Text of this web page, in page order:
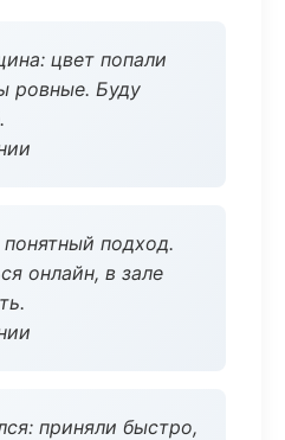
цвет попали
ровные. Буду
подход.
онлайн, в зале
приняли быстро,